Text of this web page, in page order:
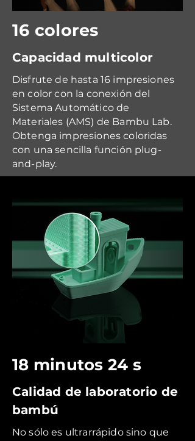
16 colores
Capacidad multicolor
Disfrute de hasta 16 impresiones
en color con la conexión del
Sistema Automático de
Materiales (AMS) de Bambu Lab.
Obtenga impresiones coloridas
con una sencilla función plug-
and-play.
18 minutos 24 s
Calidad de laboratorio de
bambú
No sólo es ultrarrápido sino que